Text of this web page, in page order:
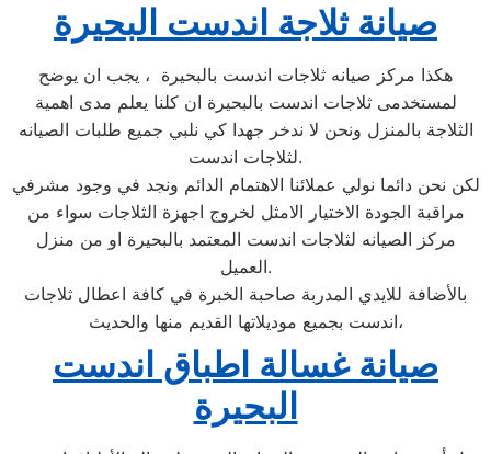
صيانة ثلاجة اندست البحيرة
هكذا مركز صيانه ثلاجات اندست بالبحيرة ، يجب ان يوضح
لمستخدمى ثلاجات اندست بالبحيرة ان كلنا يعلم مدى اهمية
الثلاجة بالمنزل ونحن لا ندخر جهدا كي نلبي جميع طلبات الصيانه
لثلاجات اندست.
لكن نحن دائما نولي عملائنا الاهتمام الدائم ونجد في وجود مشرفي
مراقبة الجودة الاختيار الامثل لخروج اجهزة الثلاجات سواء من
مركز الصيانه لثلاجات اندست المعتمد بالبحيرة او من منزل
العميل.
بالأضافة للايدي المدربة صاحبة الخبرة في كافة اعطال ثلاجات
اندست بجميع موديلاتها القديم منها والحديث،
صيانة غسالة اطباق اندست
البحيرة